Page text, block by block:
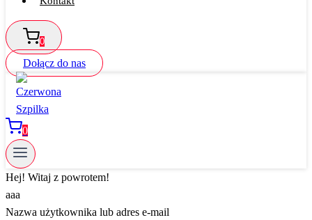
0
Dołącz do nas
0
Hej! Witaj z powrotem!
aaa
Nazwa użytkownika lub adres e-mail